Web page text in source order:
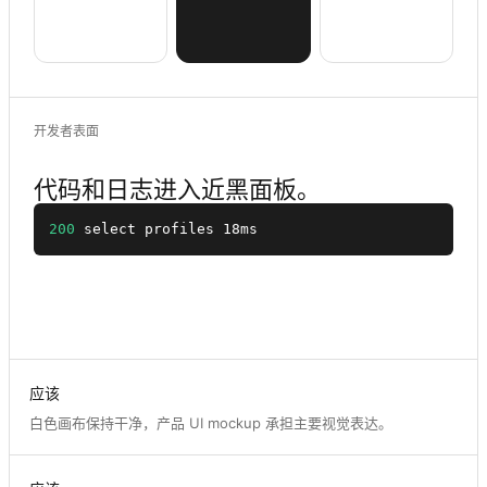
开发者表面
代码和日志进入近黑面板。
200 select profiles 18ms
应该
白色画布保持干净，产品 UI mockup 承担主要视觉表达。